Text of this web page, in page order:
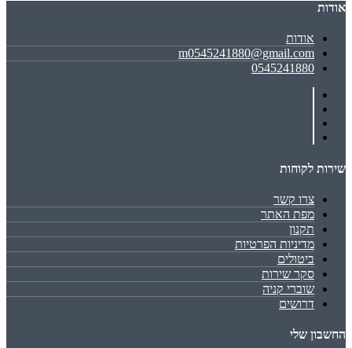
אודות
אודות
m0545241880@gmail.com
0545241880
שירות לקוחות
צרו קשר
מפת האתר
תקנון
מדיניות הפרטיות
ביטולים
סקר שירות
שוברי קניה
דרושים
החשבון שלי